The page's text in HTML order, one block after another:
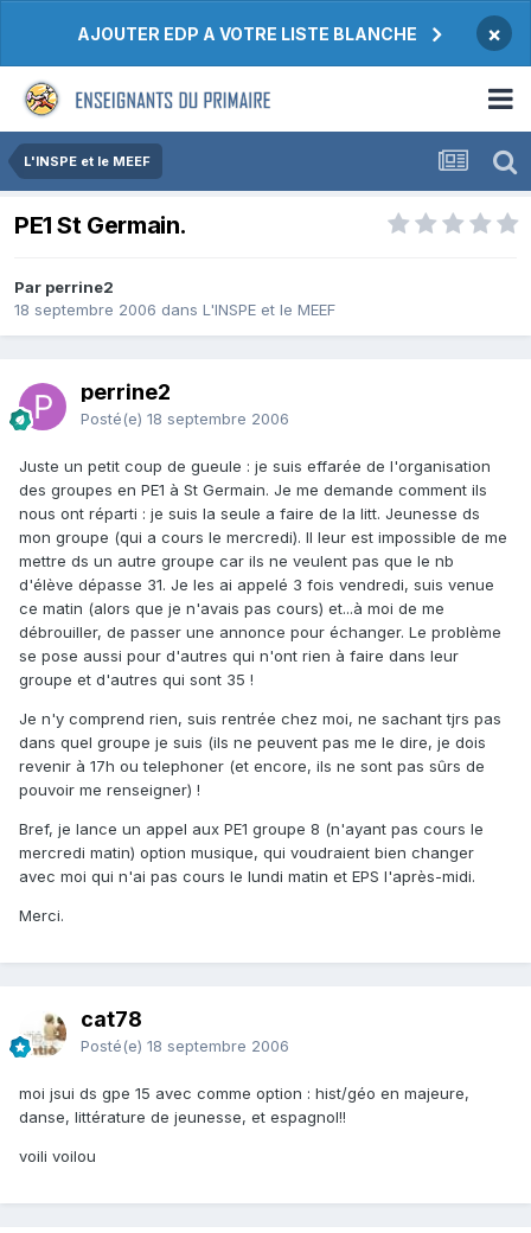
AJOUTER EDP A VOTRE LISTE BLANCHE ×
L'INSPE et le MEEF
PE1 St Germain.
Par perrine2
18 septembre 2006 dans L'INSPE et le MEEF
perrine2
Posté(e) 18 septembre 2006
Juste un petit coup de gueule : je suis effarée de l'organisation
des groupes en PE1 à St Germain. Je me demande comment ils
nous ont réparti : je suis la seule a faire de la litt. Jeunesse ds
mon groupe (qui a cours le mercredi). Il leur est impossible de me
mettre ds un autre groupe car ils ne veulent pas que le nb
d'élève dépasse 31. Je les ai appelé 3 fois vendredi, suis venue
ce matin (alors que je n'avais pas cours) et...à moi de me
débrouiller, de passer une annonce pour échanger. Le problème
se pose aussi pour d'autres qui n'ont rien à faire dans leur
groupe et d'autres qui sont 35 !
Je n'y comprend rien, suis rentrée chez moi, ne sachant tjrs pas
dans quel groupe je suis (ils ne peuvent pas me le dire, je dois
revenir à 17h ou telephoner (et encore, ils ne sont pas sûrs de
pouvoir me renseigner) !
Bref, je lance un appel aux PE1 groupe 8 (n'ayant pas cours le
mercredi matin) option musique, qui voudraient bien changer
avec moi qui n'ai pas cours le lundi matin et EPS l'après-midi.
Merci.
cat78
Posté(e) 18 septembre 2006
moi jsui ds gpe 15 avec comme option : hist/géo en majeure,
danse, littérature de jeunesse, et espagnol!!
voili voilou